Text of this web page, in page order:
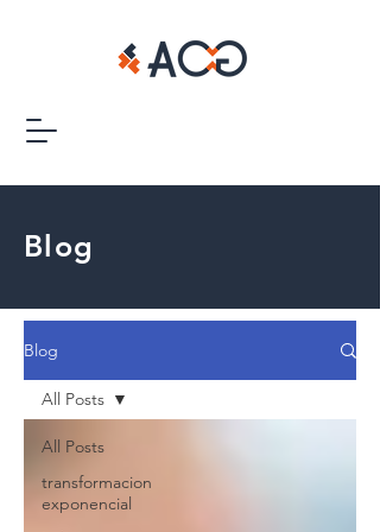
Blog
Blog
All Posts
transformacion
exponencial
All Posts